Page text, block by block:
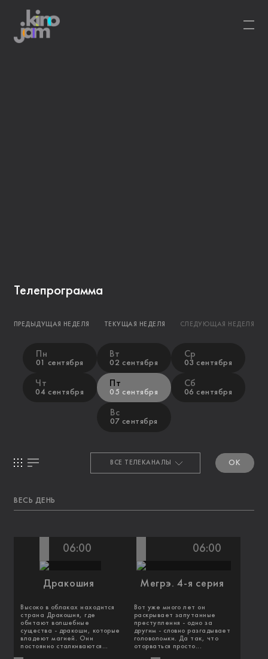
Телепрограмма
ПРЕДЫДУЩАЯ НЕДЕЛЯ ТЕКУЩАЯ НЕДЕЛЯ СЛЕДУЮЩАЯ НЕДЕЛЯ
Пн
01 сентября
Вт
02 сентября
Ср
03 сентября
Чт
04 сентября
Пт
05 сентября
Сб
06 сентября
Вс
07 сентября
OK
ВЕСЬ ДЕНЬ
06:00
Дракошия
Высоко в облаках находится
страна Дракошия, где
обитают волшебные
существа - дракоши, которые
владеют магией. Они
постоянно сталкиваются...
06:00
Мегрэ. 4-я серия
Вот уже много лет он
раскрывает запутанные
преступления - одно за
другим - словно разгадывает
головоломки. Да так, что
оторваться просто...